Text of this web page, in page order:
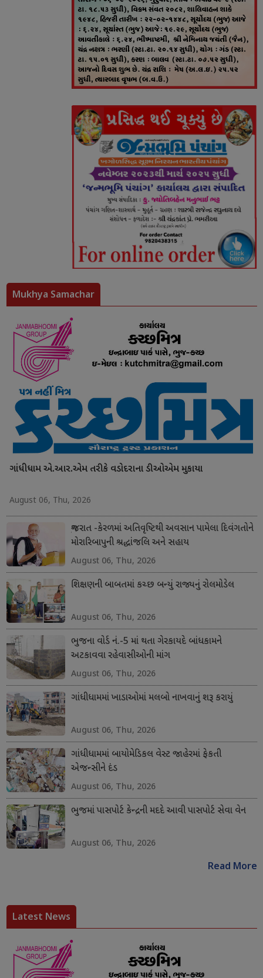
Mukhya Samachar
ગાંધીધામ એ.આર.એમ તરીકે વડોદરાના ડીઓએમ મુકાયા
August 06, Thu, 2026
ગુજરાત -કેરળમાં અતિવૃષ્ટિથી અવસાન પામેલા દિવંગતોને
મોરારિબાપુની શ્રદ્ધાંજલિ અને સહાય
August 06, Thu, 2026
શિક્ષણની બાબતમાં કચ્છ બન્યું રાજ્યનું રોલમોડેલ
August 06, Thu, 2026
ભુજના વોર્ડ નં.-5 માં થતા ગેરકાયદે બાંધકામને
અટકાવવા રહેવાસીઓની માંગ
August 06, Thu, 2026
ગાંધીધામમાં ખાડાઓમાં મલબો નાખવાનું શરૂ કરાયું
August 06, Thu, 2026
ગાંધીધામમાં બાયોમેડિકલ વેસ્ટ જાહેરમાં ફેકતી
એજન્સીને દંડ
August 06, Thu, 2026
ભુજમાં પાસપોર્ટ કેન્દ્રની મદદે આવી પાસપોર્ટ સેવા વેન
August 06, Thu, 2026
Read More
Latest News